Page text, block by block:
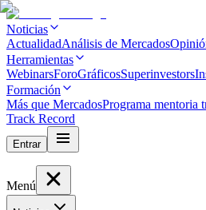
Noticias
ActualidadAnálisis de Mercados
Herramientas
WebinarsForoGráficosSuperinvestors
Formación
Más que MercadosPrograma mentoria
Track Record
Entrar
Menú